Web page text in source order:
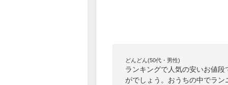
どんどん(50代・男性)
ランキングで人気の安いお値
がでしょう。おうちの中でラ